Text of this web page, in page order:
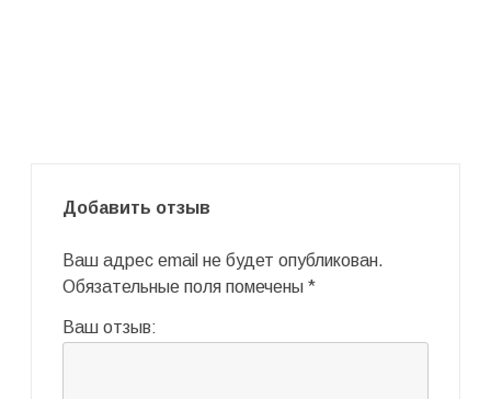
Добавить отзыв
Ваш адрес email не будет опубликован.
Обязательные поля помечены *
Ваш отзыв: